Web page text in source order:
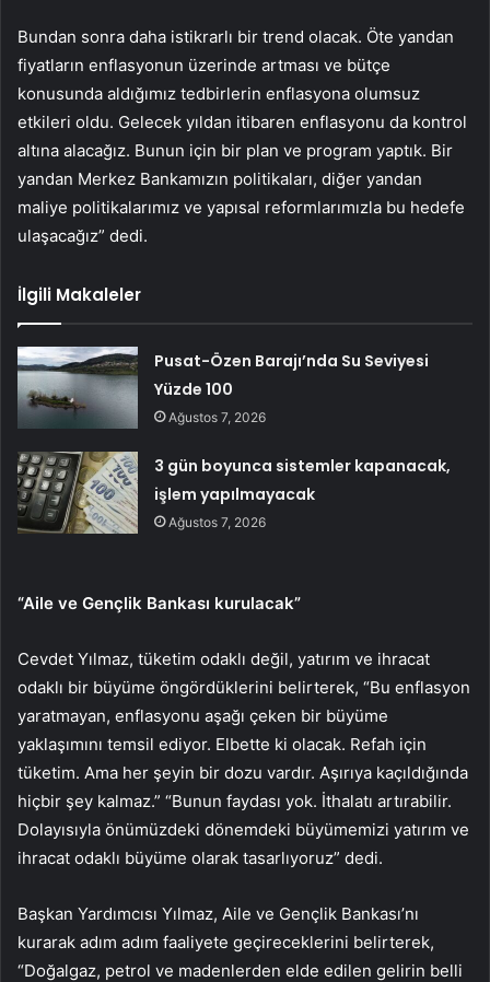
Bundan sonra daha istikrarlı bir trend olacak. Öte yandan
fiyatların enflasyonun üzerinde artması ve bütçe
konusunda aldığımız tedbirlerin enflasyona olumsuz
etkileri oldu. Gelecek yıldan itibaren enflasyonu da kontrol
altına alacağız. Bunun için bir plan ve program yaptık. Bir
yandan Merkez Bankamızın politikaları, diğer yandan
maliye politikalarımız ve yapısal reformlarımızla bu hedefe
ulaşacağız” dedi.
İlgili Makaleler
Pusat-Özen Barajı’nda Su Seviyesi
Yüzde 100
Ağustos 7, 2026
3 gün boyunca sistemler kapanacak,
işlem yapılmayacak
Ağustos 7, 2026
“Aile ve Gençlik Bankası kurulacak”
Cevdet Yılmaz, tüketim odaklı değil, yatırım ve ihracat
odaklı bir büyüme öngördüklerini belirterek, “Bu enflasyon
yaratmayan, enflasyonu aşağı çeken bir büyüme
yaklaşımını temsil ediyor. Elbette ki olacak. Refah için
tüketim. Ama her şeyin bir dozu vardır. Aşırıya kaçıldığında
hiçbir şey kalmaz.” “Bunun faydası yok. İthalatı artırabilir.
Dolayısıyla önümüzdeki dönemdeki büyümemizi yatırım ve
ihracat odaklı büyüme olarak tasarlıyoruz” dedi.
Başkan Yardımcısı Yılmaz, Aile ve Gençlik Bankası’nı
kurarak adım adım faaliyete geçireceklerini belirterek,
“Doğalgaz, petrol ve madenlerden elde edilen gelirin belli